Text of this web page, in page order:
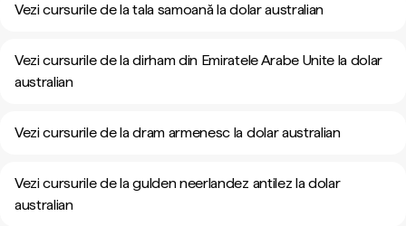
Vezi cursurile de la tala samoană la dolar australian
Vezi cursurile de la dirham din Emiratele Arabe Unite la dolar
australian
Vezi cursurile de la dram armenesc la dolar australian
Vezi cursurile de la gulden neerlandez antilez la dolar
australian